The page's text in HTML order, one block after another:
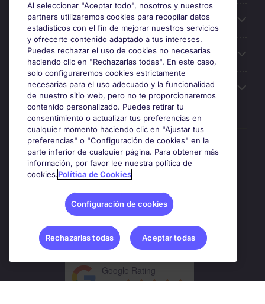
Búsqueda de empleo
Oficinas
Sobre Michael Page
Premios y certificaciones
Google Rating
4.8
Al seleccionar "Aceptar todo", nosotros y nuestros
partners utilizaremos cookies para recopilar datos
estadísticos con el fin de mejorar nuestros servicios
y ofrecerte contenido adaptado a tus intereses.
Puedes rechazar el uso de cookies no necesarias
haciendo clic en "Rechazarlas todas". En este caso,
solo configuraremos cookies estrictamente
necesarias para el uso adecuado y la funcionalidad
de nuestro sitio web, pero no te proporcionaremos
contenido personalizado. Puedes retirar tu
consentimiento o actualizar tus preferencias en
cualquier momento haciendo clic en "Ajustar tus
preferencias" o "Configuración de cookies" en la
parte inferior de cualquier página. Para obtener más
información, por favor lee nuestra política de
cookies.Política de Cookies
Configuración de cookies
Rechazarlas todas Aceptar todas